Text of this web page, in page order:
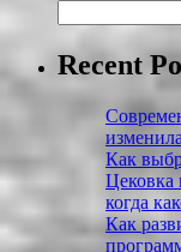
Recent
Как
Цековка
когда
Как